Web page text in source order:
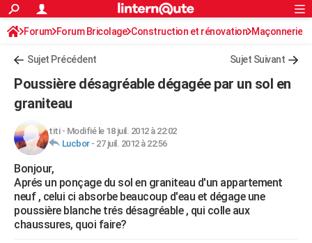
ACTUALITÉS
Politique
Société
Faits Divers
Education
Monde
Villes
+
Programme TV
Streaming
Sorties cinéma
FINANCE
Retraite
Impôts
Epargne
Immobilier
Risques naturels par ville
Banque
Assurance
Crédit
AUTO
Essais
Réserver un essai
Citadines
Berlines
SUV
Forum auto
HIGH-TECH
Mobiles
Meilleur smartphone
Internet
Ordinateurs
Jeux vidéo
Guide high-tech
+BRICOLAGE
Forum
Aménagement intérieur
Extérieur
Cuisine
Salle de bains
Jardinage
Rangement
WEEK-END
Rechercher
S'inscrire
Connexion
Forum Forum Bricolage Construction et rénovation Maçonnerie
Sujet Précédent Sujet Suivant
Poussière désagréable dégagée par un sol en
graniteau
titi- Modifié le 18 juil. 2012 à 22:02
Lucbor- 27 juil. 2012 à 22:56
Bonjour,
Aprés un ponçage du sol en graniteau d'un appartement
neuf , celui ci absorbe beaucoup d'eau et dégage une
poussière blanche trés désagréable , qui colle aux
chaussures, quoi faire?